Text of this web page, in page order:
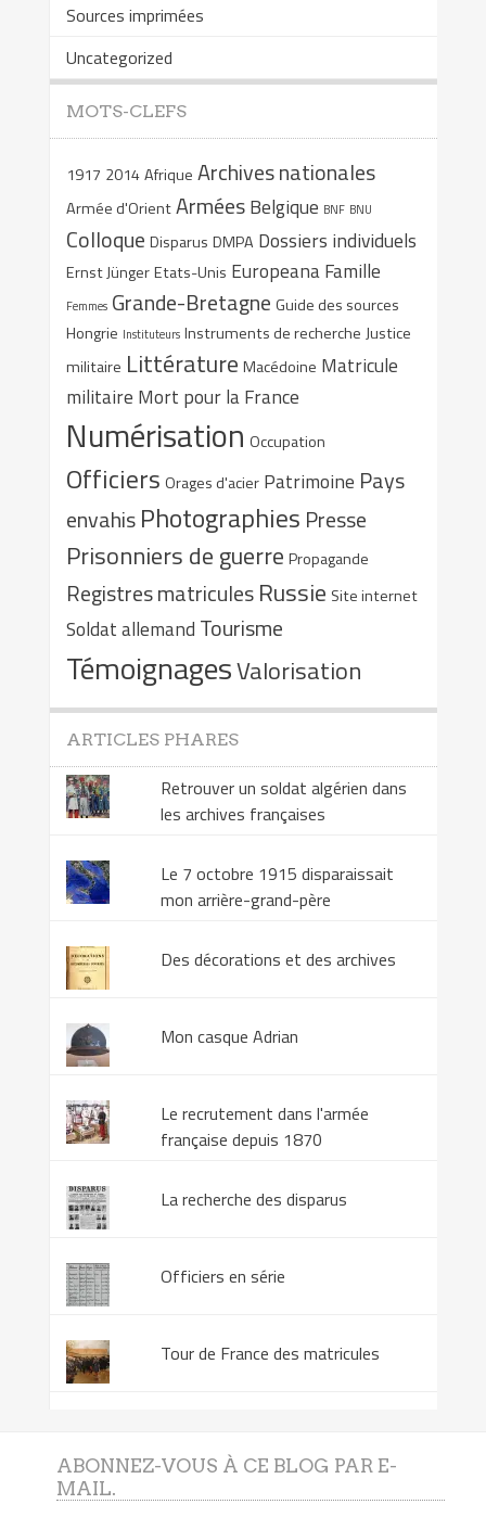
Sources imprimées
Uncategorized
MOTS-CLEFS
1917 2014Afrique Archives nationales
Armée d'OrientArméesBelgique BNF BNU
Colloque Disparus DMPA Dossiers individuels
Ernst JüngerEtats-Unis EuropeanaFamille
Femmes Grande-Bretagne Guide des sources
Hongrie Instituteurs Instruments de recherche Justice
militaire Littérature Macédoine Matricule
militaire Mort pour la France
Numérisation Occupation
Officiers Orages d'acier Patrimoine Pays
envahis Photographies Presse
Prisonniers de guerre Propagande
Registres matricules Russie Site internet
Soldat allemand Tourisme
TémoignagesValorisation
ARTICLES PHARES
Retrouver un soldat algérien dans
les archives françaises
Le 7 octobre 1915 disparaissait
mon arrière-grand-père
Des décorations et des archives
Mon casque Adrian
Le recrutement dans l'armée
française depuis 1870
La recherche des disparus
Officiers en série
Tour de France des matricules
ABONNEZ-VOUS À CE BLOG PAR E-
MAIL.